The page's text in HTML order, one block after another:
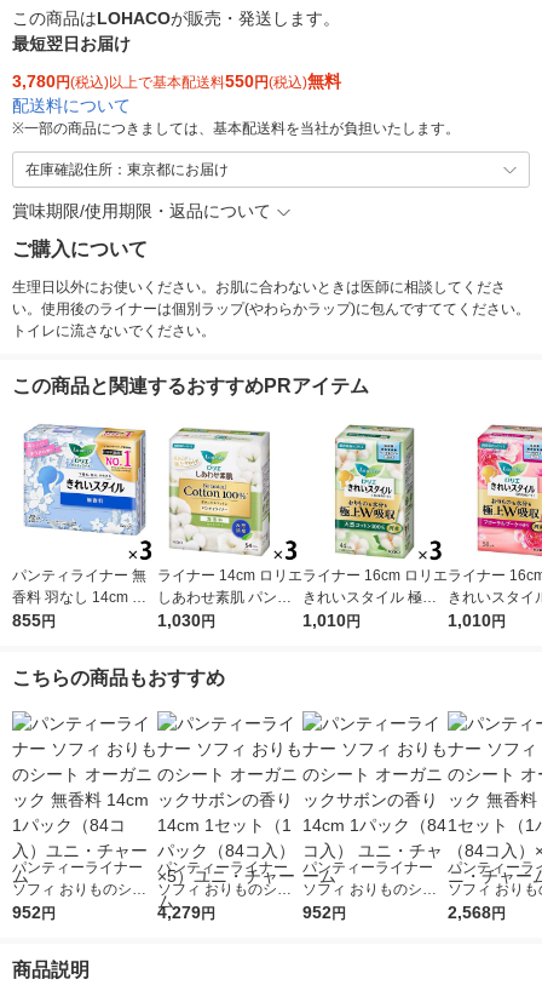
この商品はLOHACOが販売・発送します。
最短翌日お届け
3,780円(税込)以上で基本配送料550円(税込)無料
配送料について
※一部の商品につきましては、基本配送料を当社が負担いたします。
在庫確認住所：東京都にお届け
賞味期限/使用期限・返品について
ご購入について
生理日以外にお使いください。お肌に合わないときは医師に相談してくださ
い。使用後のライナーは個別ラップ(やわらかラップ)に包んですててください。
トイレに流さないでください。
この商品と関連するおすすめPRアイテム
パンティライナー 無
香料 羽なし 14cm ロ
リエ きれいスタイル
855円
ライナー 14cm ロリエ
しあわせ素肌 パンテ
ィライナー BOTANIC
個） 花王 おりものシ
1,030円
ライナー 16cm ロリエ
きれいスタイル 極上
Ｗ吸収 ロング＆ワイ
1,010円
ライナー
きれいスタイ
W吸収 ロング
1,010円
こちらの商品もおすすめ
パンティーライナー
ソフィ おりものシー
ト オーガニック 無香
952円
パンティーライナー
ソフィ おりものシー
ト オーガニックサボ
4,279円
パンティーライナー
ソフィ おりものシー
ト オーガニックサボ
952円
パンティーラ
ソフィ おり
ト オーガニッ
2,568円
商品説明